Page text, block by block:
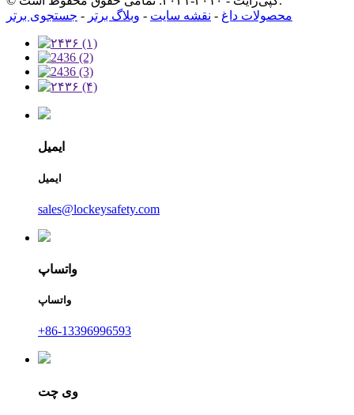
محصولات داغ - نقشه سایت - وبلاگ برتر - جستجوی برتر
ایمیل
ایمیل
sales@lockeysafety.com
واتساپ
واتساپ
‎+86-13396996593‎
وی چت